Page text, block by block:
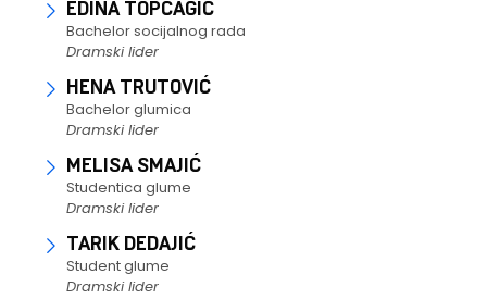
EDINA TOPČAGIĆ
Bachelor socijalnog rada
Dramski lider
HENA TRUTOVIĆ
Bachelor glumica
Dramski lider
MELISA SMAJIĆ
Studentica glume
Dramski lider
TARIK DEDAJIĆ
Student glume
Dramski lider